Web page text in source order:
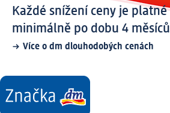
Každé snížení ceny je platné
minimálně po dobu 4 měsíců
Více o dm dlouhodobých cenách